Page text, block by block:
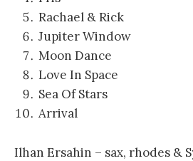
Rachael & Rick
Jupiter Window
Moon Dance
Love In Space
Sea Of Stars
Arrival
Ilhan Ersahin – sax, rhodes &